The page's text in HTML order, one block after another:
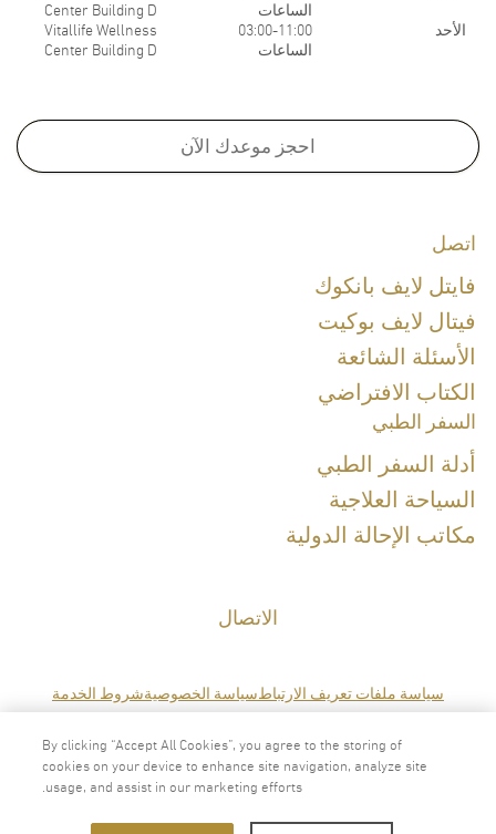
الساعات
Center Building D
الأحد
03:00-11:00
الساعات
Vitallife Wellness
Center Building D
M.D., Faculty of Medicine , Prince of Songkla University, Thailand 2010
Master of Science in Clinical Dermatology (Awarded with Merit) Welsh
Institue of Dermatology, Cardiff University, United Kingdom​
Fellowship:
Fellowship in Dermatology, University of Miami, Millers School of
Medicines, USA
Board certification
Diploma in Clinical Dermatology (Awarded with Distinction), University
of London
Refreshing Course in Genomic Medicine for Thai board certified
physicians
Diploma of the Thai Board of Thai Board of Preventive Medicine,
Lifestyle Medicine
Medicine, Mental Health
احجز موعدك الآن
اتصل
فايتل لايف بانكوك
فيتال لايف بوكيت
الأسئلة الشائعة
الكتاب الافتراضي
السفر الطبي
أدلة السفر الطبي
السياحة العلاجية
مكاتب الإحالة الدولية
الاتصال
سياسة ملفات تعريف الارتباطسياسة الخصوصيةشروط الخدمة
By clicking “Accept All Cookies”, you agree to the storing of
cookies on your device to enhance site navigation, analyze site
usage, and assist in our marketing efforts.